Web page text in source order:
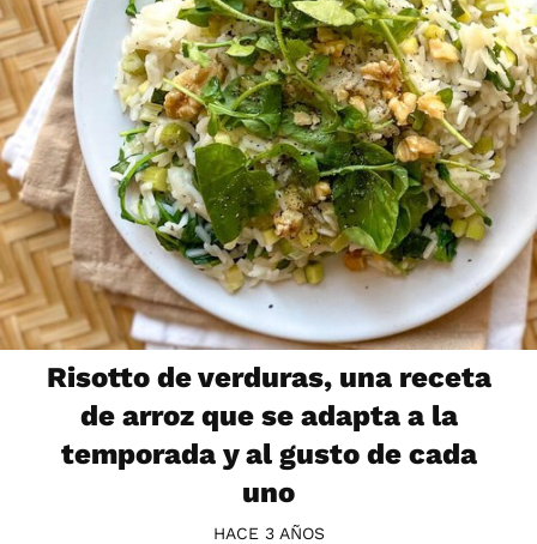
Risotto de verduras, una receta
de arroz que se adapta a la
temporada y al gusto de cada
uno
HACE 3 AÑOS